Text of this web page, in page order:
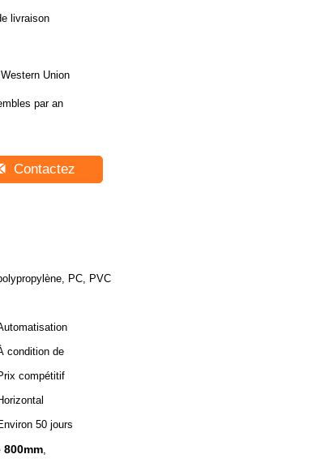
livraison
Union
par an
Contactez
PC, PVC
condition de
​​compétitif
50 jours
,